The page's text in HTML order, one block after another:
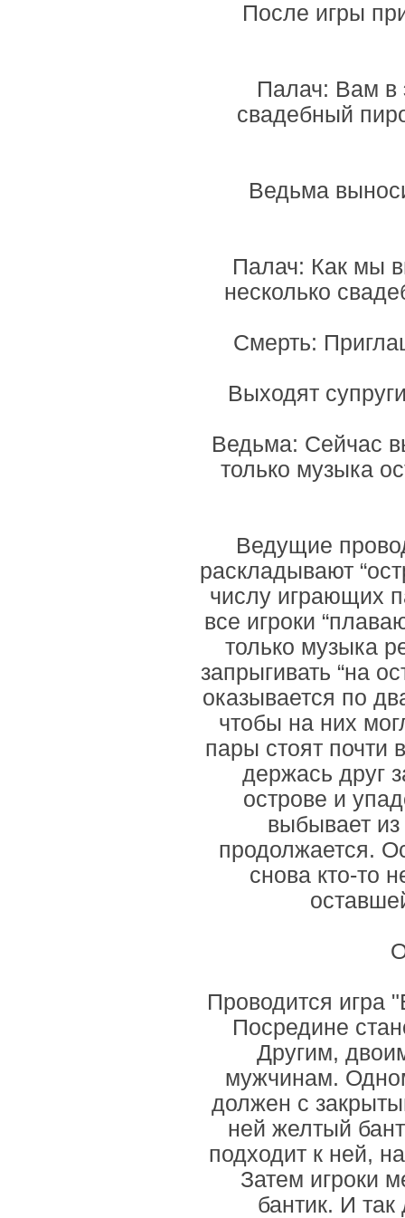
После игры
Палач: Вам в
свадебный
Ведьма
Палач: Как мы
несколько
Смерть:
Выходят
Ведьма: Сейчас
только музыка
Ведущие
раскладывают
числу играющих
все игроки
только музыка
запрыгивать “на
оказывается по
чтобы на них
пары стоят почти
держась друг
острове и
выбывает из
продолжается.
снова кто-то
Проводится игра
Посредине
Другим,
мужчинам.
должен с
ней желтый
подходит к ней,
Затем игроки
бантик. И